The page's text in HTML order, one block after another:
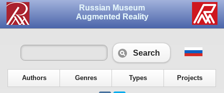
Russian Museum
Augmented Reality
Search
Authors Genres Types Projects